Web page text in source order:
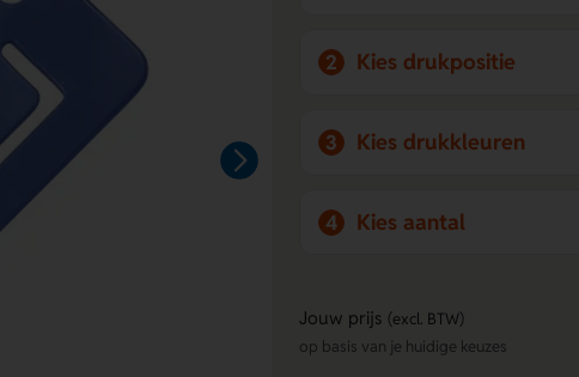
2 Kies drukpositie
3 Kies drukkleuren
4 Kies aantal
Jouw prijs (excl. BTW)
op basis van je huidige keuzes